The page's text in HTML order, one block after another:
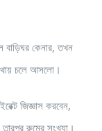
বাড়িঘর কেনার, তখন
চলে আসলো।
জিজ্ঞাস করবেন,
রুমের সংখ্যা।